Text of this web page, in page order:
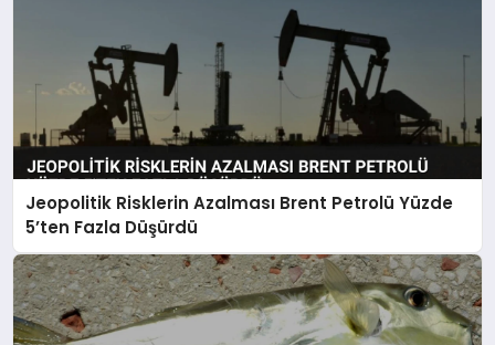
Jeopolitik Risklerin Azalması Brent Petrolü Yüzde
5’ten Fazla Düşürdü